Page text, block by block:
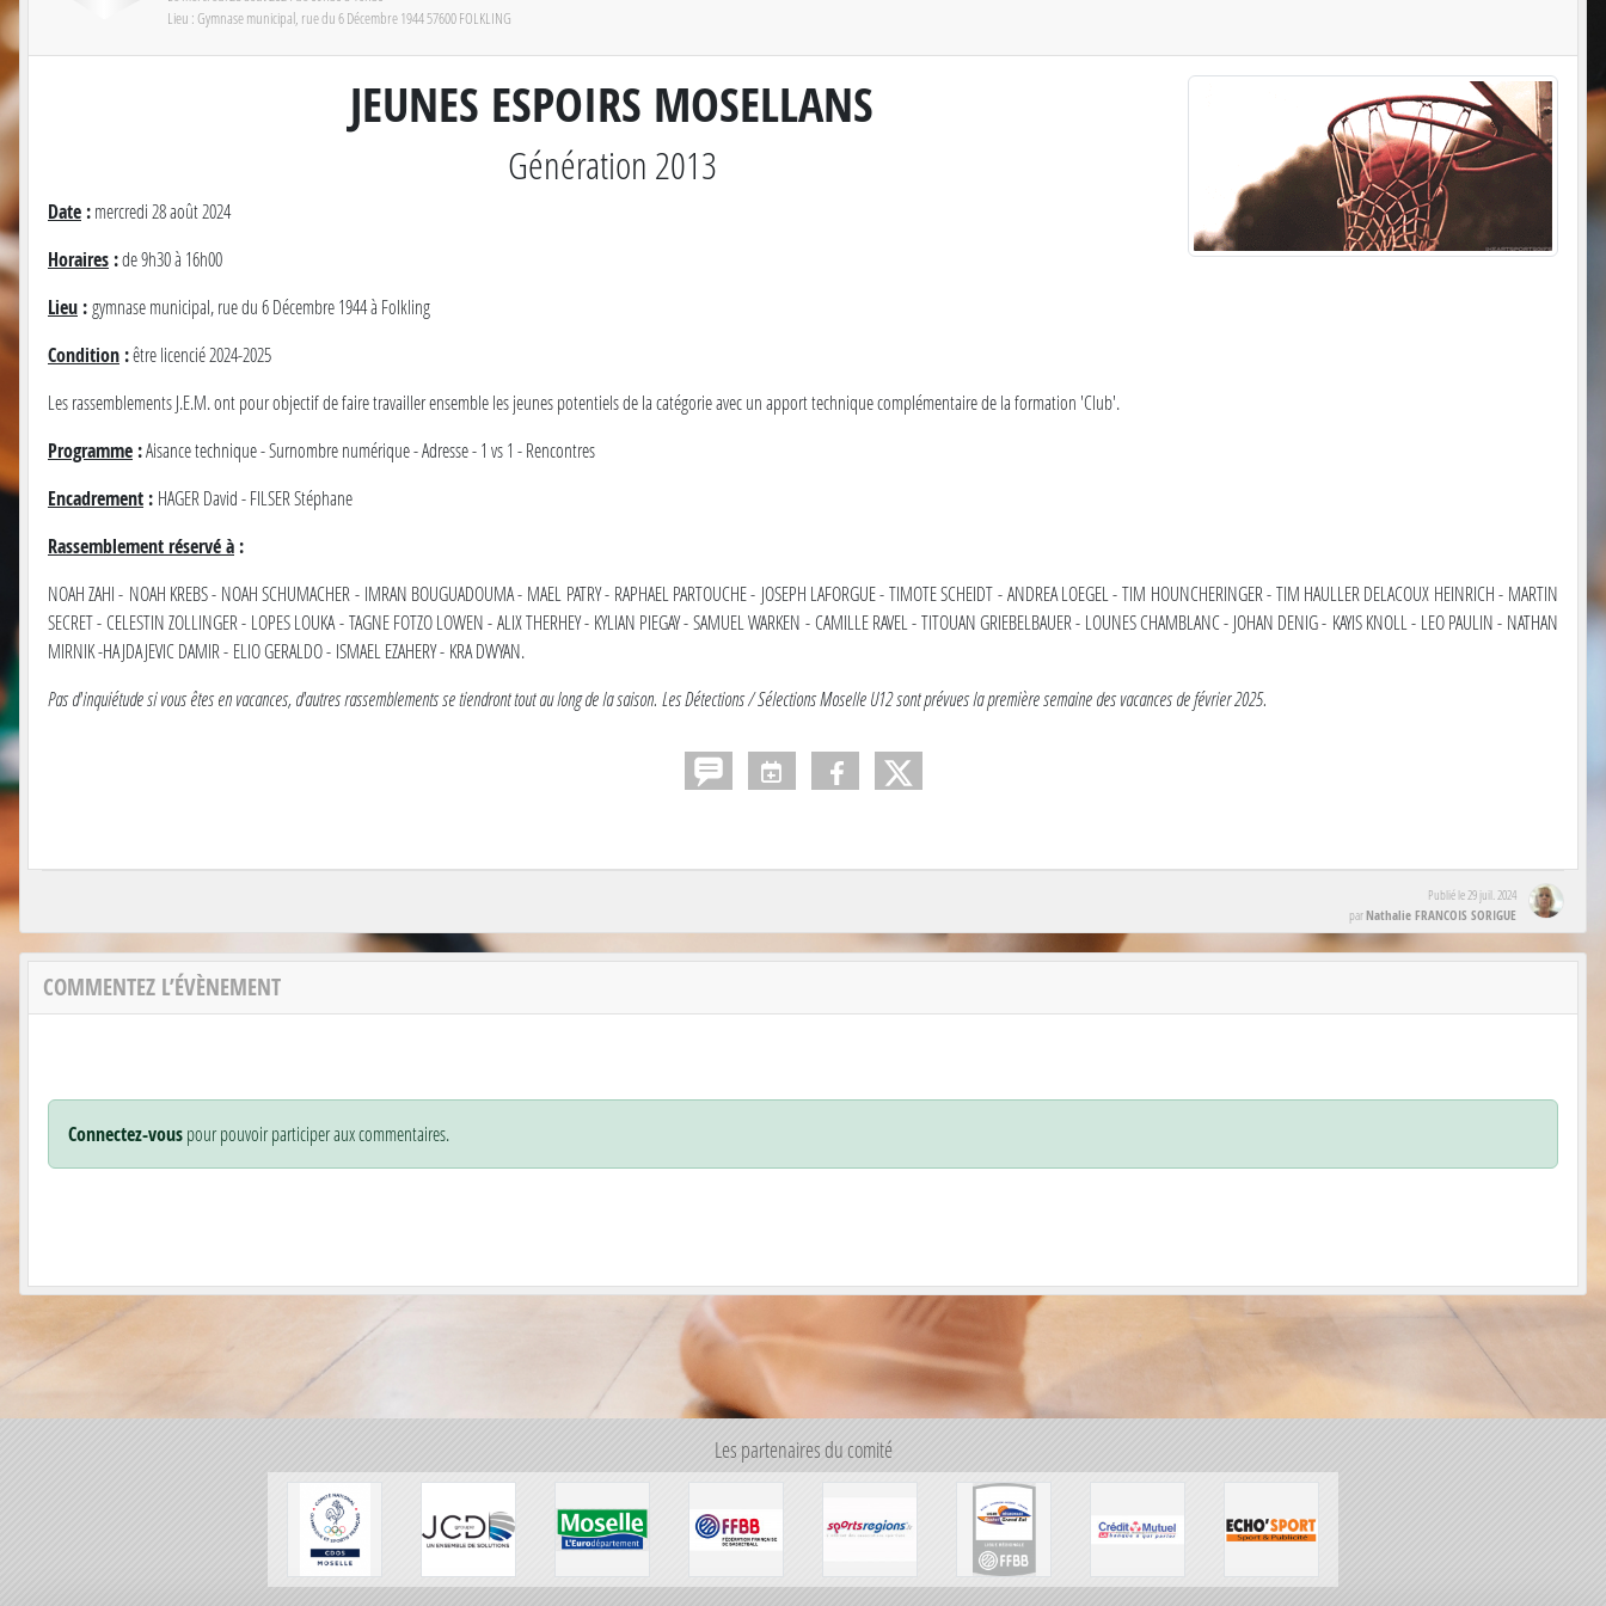
Lieu :Gymnase municipal, rue du 6 Décembre 194457600FOLKLING
JEUNES ESPOIRS MOSELLANS
Génération 2013
Date :mercredi 28 août 2024
Horaires :de 9h30 à 16h00
Lieu :gymnase municipal, rue du 6 Décembre 1944 à Folkling
Condition :être licencié 2024-2025
Les rassemblements J.E.M. ont pour objectif de faire travailler ensemble les jeunes potentiels de la catégorie avec un apport technique complémentaire de la formation 'Club'.
Programme :Aisance technique - Surnombre numérique - Adresse - 1 vs 1 - Rencontres
Encadrement : HAGER David - FILSER Stéphane
Rassemblement réservé à :
NOAH ZAHI - NOAH KREBS - NOAH SCHUMACHER - IMRAN BOUGUADOUMA - MAEL PATRY - RAPHAEL PARTOUCHE - JOSEPH LAFORGUE - TIMOTE SCHEIDT - ANDREA LOEGEL - TIM HOUNCHERINGER - TIM HAULLER DELACOUX HEINRICH - MARTIN
SECRET - CELESTIN ZOLLINGER - LOPES LOUKA - TAGNE FOTZO LOWEN - ALIX THERHEY - KYLIAN PIEGAY - SAMUEL WARKEN - CAMILLE RAVEL - TITOUAN GRIEBELBAUER - LOUNES CHAMBLANC - JOHAN DENIG - KAYIS KNOLL - LEO PAULIN - NATHAN
MIRNIK -HAJDAJEVIC DAMIR - ELIO GERALDO - ISMAEL EZAHERY - KRA DWYAN.
Pas d'inquiétude si vous êtes en vacances, d'autres rassemblements se tiendront tout au long de la saison. Les Détections / Sélections Moselle U12 sont prévues la première semaine des vacances de février 2025.
Publié le29 juil. 2024
parNathalie FRANCOIS SORIGUE
COMMENTEZ L’ÉVÈNEMENT
Connectez-vouspour pouvoir participer aux commentaires.
Les partenaires du comité